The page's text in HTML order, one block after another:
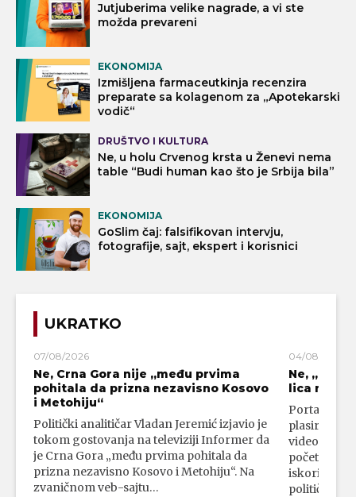
Jutjuberima velike nagrade, a vi ste
možda prevareni
EKONOMIJA
Izmišljena farmaceutkinja recenzira
preparate sa kolagenom za „Apotekarski
vodič“
DRUŠTVO I KULTURA
Ne, u holu Crvenog krsta u Ženevi nema
table “Budi human kao što je Srbija bila”
EKONOMIJA
GoSlim čaj: falsifikovan intervju,
fotografije, sajt, ekspert i korisnici
UKRATKO
07/08/2026
Ne, Crna Gora nije „među prvima
pohitala da prizna nezavisno Kosovo
i Metohiju“
Politički analitičar Vladan Jeremić izjavio je
tokom gostovanja na televiziji Informer da
je Crna Gora „među prvima pohitala da
prizna nezavisno Kosovo i Metohiju“. Na
zvaničnom veb-sajtu…
04/08/2026
Ne,
lica
Portal 24
plasirali su
video-
početka
iskorišćava
političkim